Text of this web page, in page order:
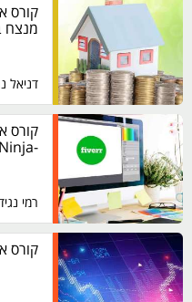
קורס
מנצח
דניאל
קורס
-Freelancer Ninja
רמי
קורס